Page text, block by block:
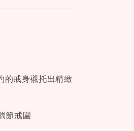
的戒身襯托出精緻
節戒圍